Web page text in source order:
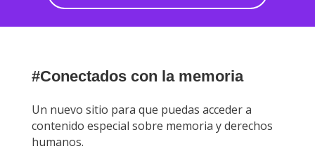
#Conectados con la memoria
Un nuevo sitio para que puedas acceder a
contenido especial sobre memoria y derechos
humanos.